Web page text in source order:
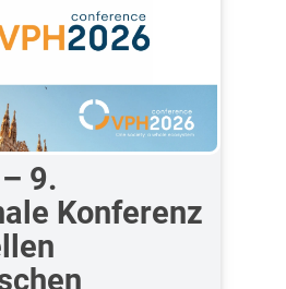
9.
Konferenz